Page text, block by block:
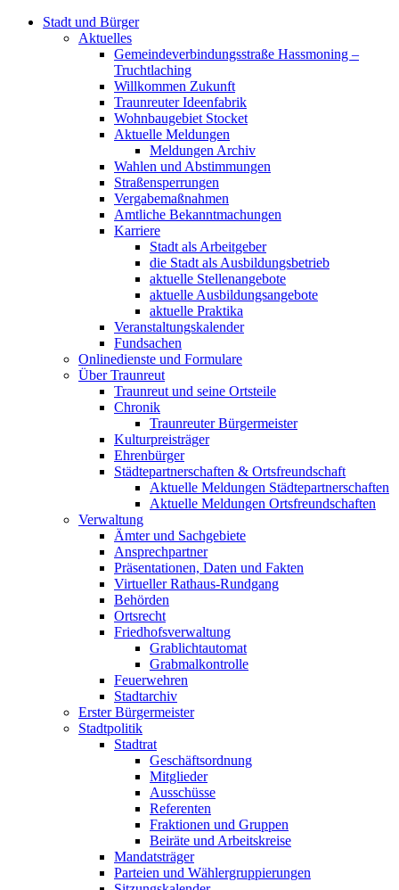
Stadt und Bürger
Aktuelles
Gemeindeverbindungsstraße Hassmoning –
Truchtlaching
Willkommen Zukunft
Traunreuter Ideenfabrik
Wohnbaugebiet Stocket
Aktuelle Meldungen
Meldungen Archiv
Wahlen und Abstimmungen
Straßensperrungen
Vergabemaßnahmen
Amtliche Bekanntmachungen
Karriere
Stadt als Arbeitgeber
die Stadt als Ausbildungsbetrieb
aktuelle Stellenangebote
aktuelle Ausbildungsangebote
aktuelle Praktika
Veranstaltungskalender
Fundsachen
Onlinedienste und Formulare
Über Traunreut
Traunreut und seine Ortsteile
Chronik
Traunreuter Bürgermeister
Kulturpreisträger
Ehrenbürger
Städtepartnerschaften & Ortsfreundschaft
Aktuelle Meldungen Städtepartnerschaften
Aktuelle Meldungen Ortsfreundschaften
Verwaltung
Ämter und Sachgebiete
Ansprechpartner
Präsentationen, Daten und Fakten
Virtueller Rathaus-Rundgang
Behörden
Ortsrecht
Friedhofsverwaltung
Grablichtautomat
Grabmalkontrolle
Feuerwehren
Stadtarchiv
Erster Bürgermeister
Stadtpolitik
Stadtrat
Geschäftsordnung
Mitglieder
Ausschüsse
Referenten
Fraktionen und Gruppen
Beiräte und Arbeitskreise
Mandatsträger
Parteien und Wählergruppierungen